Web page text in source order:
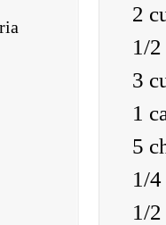
2
1/
3
1
5
1/
1/